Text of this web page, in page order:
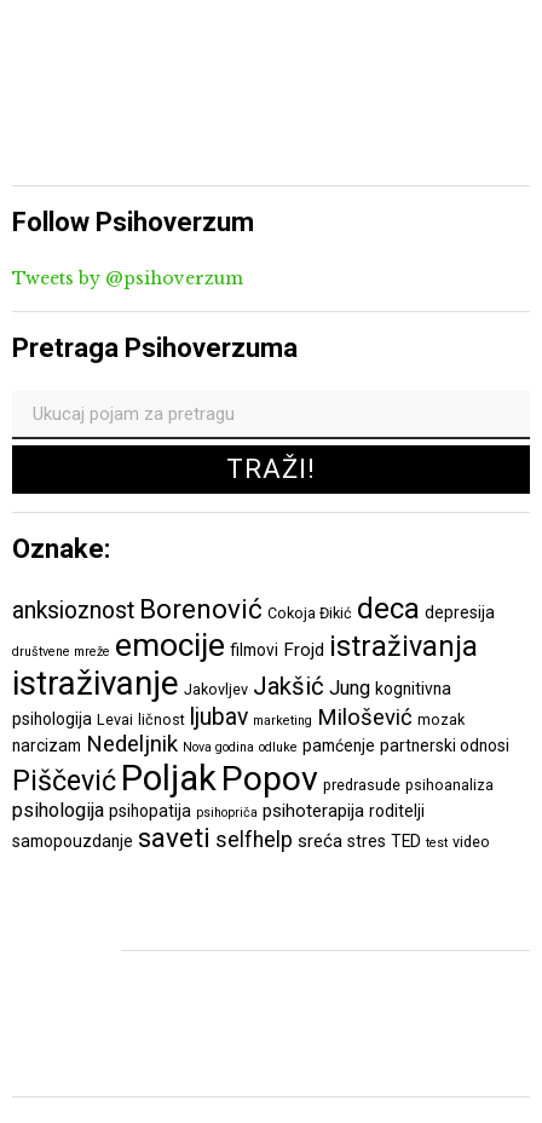
Follow Psihoverzum
Tweets by @psihoverzum
Pretraga Psihoverzuma
Oznake:
anksioznost Borenović Cokoja Đikić deca depresija
društvene mreže emocije filmovi Frojd istraživanja
istraživanje Jakovljev Jakšić Jung kognitivna
psihologija Levai ličnost ljubav marketing Milošević mozak
narcizam Nedeljnik Nova godina odluke pamćenje partnerski odnosi
Piščević PoljakPopov predrasude psihoanaliza
psihologija psihopatija psihopriča psihoterapija roditelji
samopouzdanje saveti selfhelp sreća stres TED test video